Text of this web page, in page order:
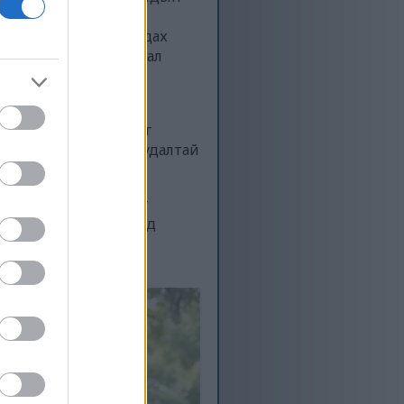
санал
ажиглагдах
тамирын дасгал
дасгал нь
үе мөчний ачааллыг
ташааны асуудалтай
гэмтлийн эрсдлийг
дасгал хийхэд
дэглэмээ